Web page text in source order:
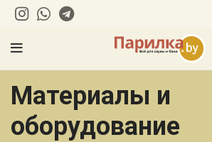
Материалы и
оборудование